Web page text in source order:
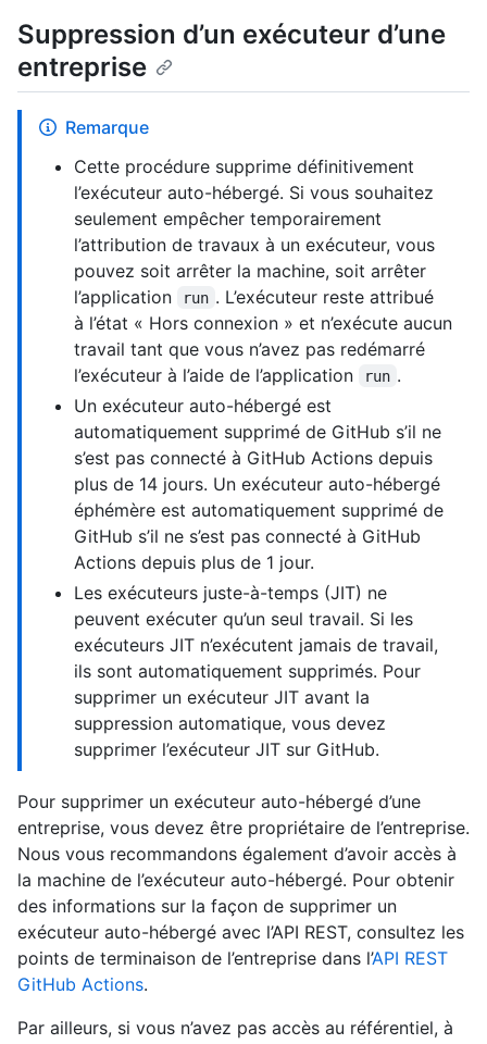
Suppression d’un exécuteur d’une
entreprise
Remarque
Cette procédure supprime définitivement
l’exécuteur auto-hébergé. Si vous souhaitez
seulement empêcher temporairement
l’attribution de travaux à un exécuteur, vous
pouvez soit arrêter la machine, soit arrêter
l’application
run . L’exécuteur reste attribué
à l’état « Hors connexion » et n’exécute aucun
travail tant que vous n’avez pas redémarré
l’exécuteur à l’aide de l’application
run .
Un exécuteur auto-hébergé est
automatiquement supprimé de GitHub s’il ne
s’est pas connecté à GitHub Actions depuis
plus de 14 jours. Un exécuteur auto-hébergé
éphémère est automatiquement supprimé de
GitHub s’il ne s’est pas connecté à GitHub
Actions depuis plus de 1 jour.
Les exécuteurs juste-à-temps (JIT) ne
peuvent exécuter qu’un seul travail. Si les
exécuteurs JIT n’exécutent jamais de travail,
ils sont automatiquement supprimés. Pour
supprimer un exécuteur JIT avant la
suppression automatique, vous devez
supprimer l’exécuteur JIT sur GitHub.
Pour supprimer un exécuteur auto-hébergé d’une
entreprise, vous devez être propriétaire de l’entreprise.
Nous vous recommandons également d’avoir accès à
la machine de l’exécuteur auto-hébergé. Pour obtenir
des informations sur la façon de supprimer un
exécuteur auto-hébergé avec l’API REST, consultez les
points de terminaison de l’entreprise dans l’API REST
GitHub Actions.
Par ailleurs, si vous n’avez pas accès au référentiel, à